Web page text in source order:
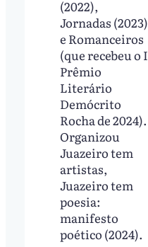
(2022),
Jornadas (2023)
e Romanceiros
(que recebeu o I
Prêmio
Literário
Demócrito
Rocha de 2024).
Organizou
Juazeiro tem
artistas,
Juazeiro tem
poesia:
manifesto
poético (2024).